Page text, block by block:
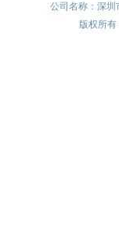
公司名称：深
版权所